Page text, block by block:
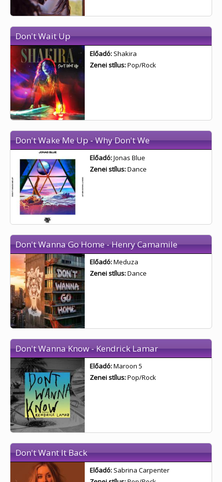
Don't Wait Up
Előadó: Shakira
Zenei stílus:Pop/Rock
Don't Wake Me Up - Why Don't We
Előadó:Jonas Blue
Zenei stílus:Dance
Don't Wanna Go Home - Henry Camamile
Előadó:Meduza
Zenei stílus:Dance
Don't Wanna Know - Kendrick Lamar
Előadó:Maroon 5
Zenei stílus:Pop/Rock
Don't Want It Back
Előadó: Sabrina Carpenter